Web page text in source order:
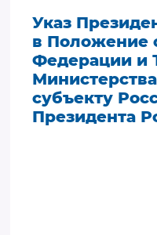
Указ
в Положение
Федерации и
субъекту
Президента